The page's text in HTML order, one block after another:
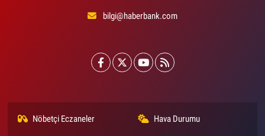
bilgi@haberbank.com
Nöbetçi Eczaneler Hava Durumu